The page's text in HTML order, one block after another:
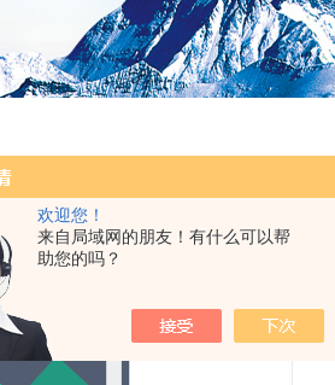
欢迎您！
来自局域网的朋友！有什么可以帮
助您的吗？